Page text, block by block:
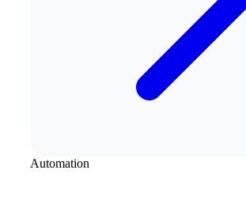
Automation